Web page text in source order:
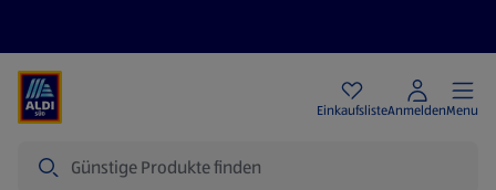
EinkaufslisteAnmeldenMenu